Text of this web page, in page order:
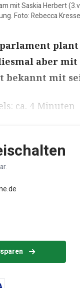
mit Saskia Herbert
Foto: Rebecca Kresse
aber
bekannt mit
ca. 4 Minuten